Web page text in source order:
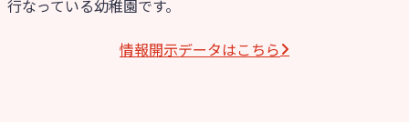
行なっている幼稚園です。
情報開⽰データはこちら